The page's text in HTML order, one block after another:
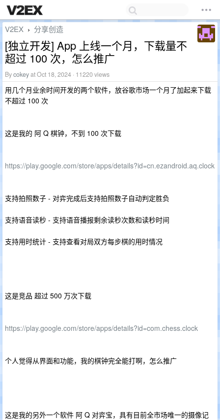
V2EX › 分享创造
[独立开发] App 上线一个月，下载量不
超过 100 次，怎么推广
Bycokeyat Oct 18, 2024 · 11220 views
用几个月业余时间开发的两个软件，放谷歌市场一个月了加起来下载
不超过 100 次
这是我的 阿 Q 棋钟，不到 100 次下载
https://play.google.com/store/apps/details?id=cn.ezandroid.aq.clock
支持拍照数子 - 对弈完成后支持拍照数子自动判定胜负
支持语音读秒 - 支持语音播报剩余读秒次数和读秒时间
支持用时统计 - 支持查看对局双方每步棋的用时情况
这是竞品 超过 500 万次下载
https://play.google.com/store/apps/details?id=com.chess.clock
个人觉得从界面和功能，我的棋钟完全能打啊，怎么推广
这是我的另外一个软件 阿 Q 对弈宝，具有目前全市场唯一的摄像记